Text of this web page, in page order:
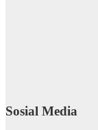
Sosial Media